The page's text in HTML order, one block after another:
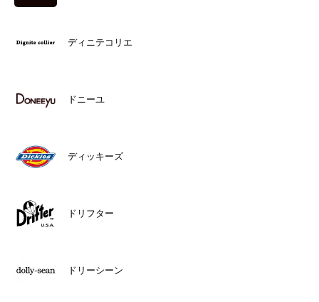
ディニテコリエ
ドニーユ
ディッキーズ
ドリフター
ドリーシーン